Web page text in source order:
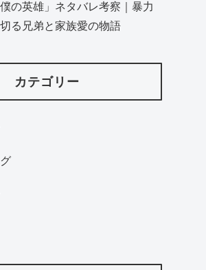
僕の英雄」ネタバレ考察｜暴力
る兄弟と家族愛の物語
カテゴリー